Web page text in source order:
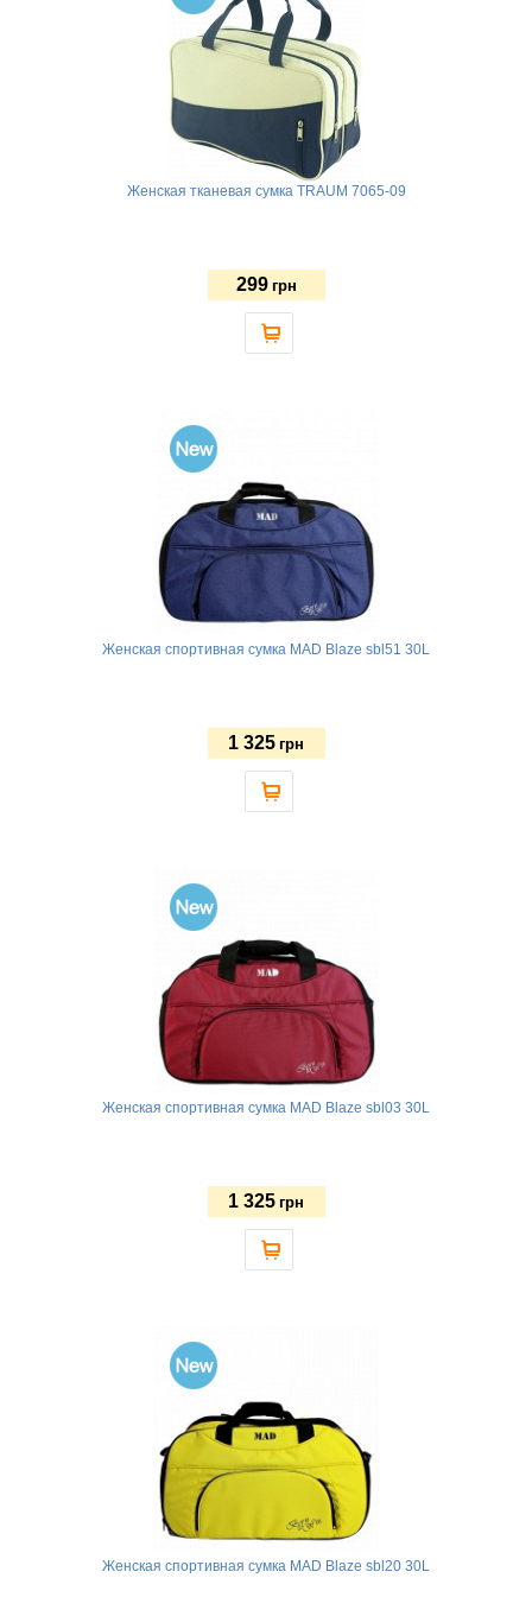
Женская тканевая сумка TRAUM 7065-09
299 грн
Женская спортивная сумка MAD Blaze sbl51 30L
1 325 грн
Женская спортивная сумка MAD Blaze sbl03 30L
1 325 грн
Женская спортивная сумка MAD Blaze sbl20 30L